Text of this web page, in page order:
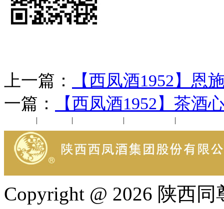
上一篇：
【西凤酒1952】恩
一篇：
【西凤酒1952】茶酒
| | | |
Copyright @ 2026 陕西